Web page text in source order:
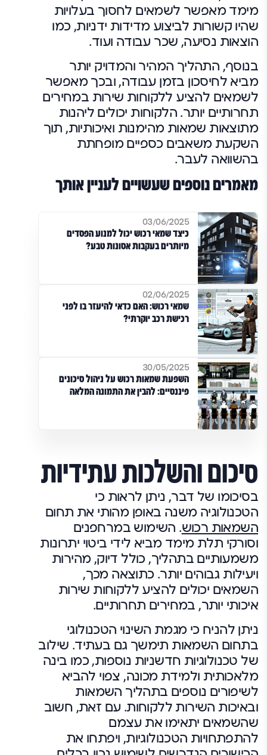
מימד מאפשר לשמאים לחסוך בעלויות
שהיו קשורות לביצוע מדידות ידניות, כמו
הוצאות נסיעה, שכר עבודה ועוד.
בנוסף, התהליך המהיר והמדויק יותר
מביא לחיסכון בזמן עבודה, ובכך מאפשר
לשמאים להציע ללקוחות שירות במחירים
תחרותיים יותר. הלקוחות יכולים ליהנות
מתוצאות שמאות מהימנות ואיכותיות, תוך
השקעת משאבים כספיים מופחתת
בהשוואה לעבר.
מאמרים נוספים שעשויים לעניין אותך
03/06/2025
כיצד שמאי רכוש יכול למנוע הפסדים
מיותרים בעקבות אסונות טבע?
02/06/2025
שמאי רכוש: האם כדאי להיעזר בו לפני
רכישת רכב יוקרתי?
30/05/2025
השפעת שמאות רכוש על ניהול סיכונים
פיננסיים: להבין את התמונה המלאה
סיכום והשלכות עתידיות
בסיכומו של דבר, ניתן לראות כי
הטכנולוגיה משנה באופן מהותי את תחום
השמאות רכוש. השימוש במרחפנים
וסורקי תלת מימד מביא לידי ביטוי יתרונות
משמעותיים בתהליך, כולל דיוק, מהירות
ויעילות גבוהים יותר. כתוצאה מכך,
השמאים יכולים להציע ללקוחות שירות
איכותי יותר, במחירים תחרותיים.
ניתן להניח כי מגמת השינוי הטכנולוגי
בתחום השמאות תימשך גם בעתיד. שילוב
של טכנולוגיות חדשניות נוספות, כמו בינה
מלאכותית ולמידת מכונה, צפוי להביא
לשיפורים נוספים בתהליך השמאות
ובאיכות השירות ללקוחות. עם זאת, חשוב
שהשמאים יתאימו את עצמם
להתפתחויות הטכנולוגיות, ויפתחו את